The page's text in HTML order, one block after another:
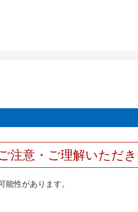
注意・ご理解いただ
性があります。